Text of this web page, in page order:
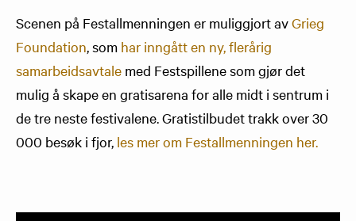
Scenen på Festallmenningen er muliggjort avGrieg
Foundation, som har inngått en ny, flerårig
samarbeidsavtale med Festspillene som gjør det
mulig å skape en gratisarena for alle midt i sentrum i
de tre neste festivalene. Gratistilbudet trakk over 30
000 besøk i fjor, les mer om Festallmenningen her.